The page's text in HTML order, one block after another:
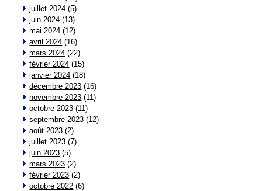
juillet 2024 (5)
juin 2024 (13)
mai 2024 (12)
avril 2024 (16)
mars 2024 (22)
février 2024 (15)
janvier 2024 (18)
décembre 2023 (16)
novembre 2023 (11)
octobre 2023 (11)
septembre 2023 (12)
août 2023 (2)
juillet 2023 (7)
juin 2023 (5)
mars 2023 (2)
février 2023 (2)
octobre 2022 (6)